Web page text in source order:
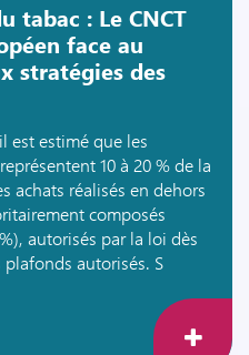
tabac : Le CNCT
face au
stratégies des
est estimé que les
10 à 20 % de la
achats réalisés en dehors
composés
autorisés par la loi dès
plafonds autorisés. S